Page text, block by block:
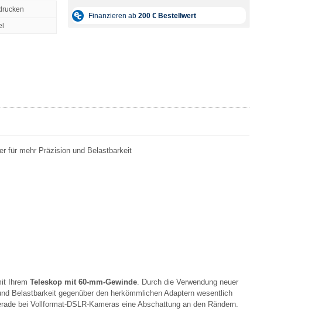
für mehr Präzision und Belastbarkeit
Ihrem Teleskop mit 60-mm-Gewinde . Durch die Verwendung neuer
Belastbarkeit gegenüber den herkömmlichen Adaptern wesentlich
bei Vollformat-DSLR-Kameras eine Abschattung an den Rändern.